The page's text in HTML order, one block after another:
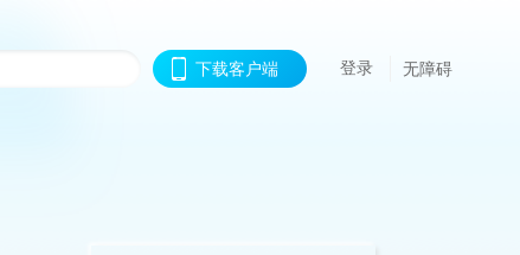
下载客户端 登录 无障碍